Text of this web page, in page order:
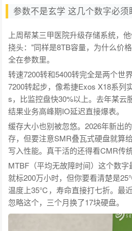
参数不是玄学 这几个数字必须
上周帮某三甲医院升级存储系统，
挠头："同样是8TB容量，为什么价
全在参数里。
转速7200转和5400转完全是两个世
7200转起步，像希捷Exos X18系列
s，比监控盘快30%以上。去年某云
结果业务高峰期IO延迟直接爆表。
缓存大小也别被忽悠。2026年新出
存，但要注意SMR叠瓦式硬盘就算
写入性能。真干活的还得看CMR传统
MTBF（平均无故障时间）这个数
就标200万小时，但你要看清楚是
温度上35℃，寿命直接打七折。最
忽略这个，三个月换了17块硬盘。